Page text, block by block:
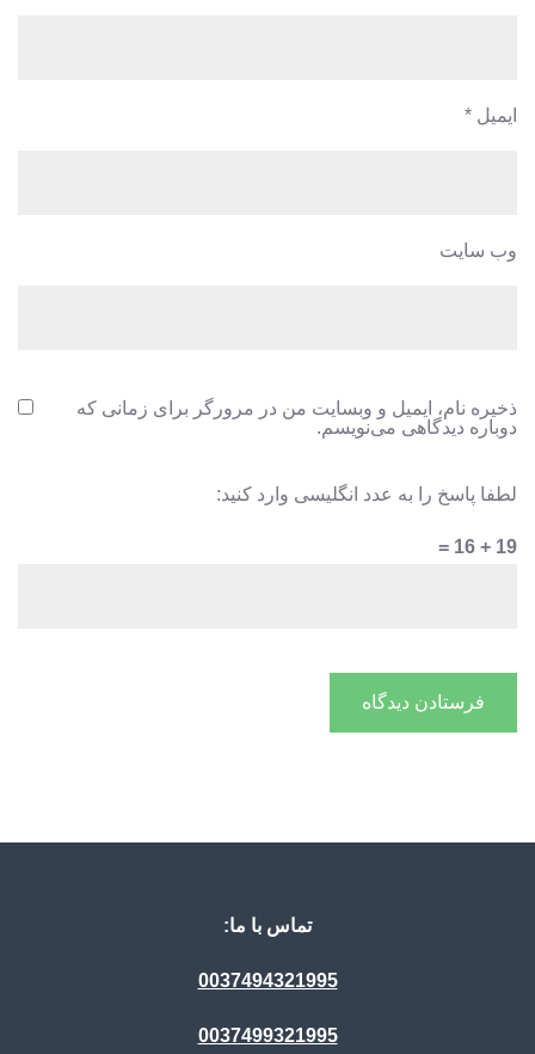
ایمیل *
وب‌ سایت
ذخیره نام، ایمیل و وبسایت من در مرورگر برای زمانی که
دوباره دیدگاهی می‌نویسم.
لطفا پاسخ را به عدد انگلیسی وارد کنید:
19 + 16 =
تماس با ما:
0037494321995
0037499321995